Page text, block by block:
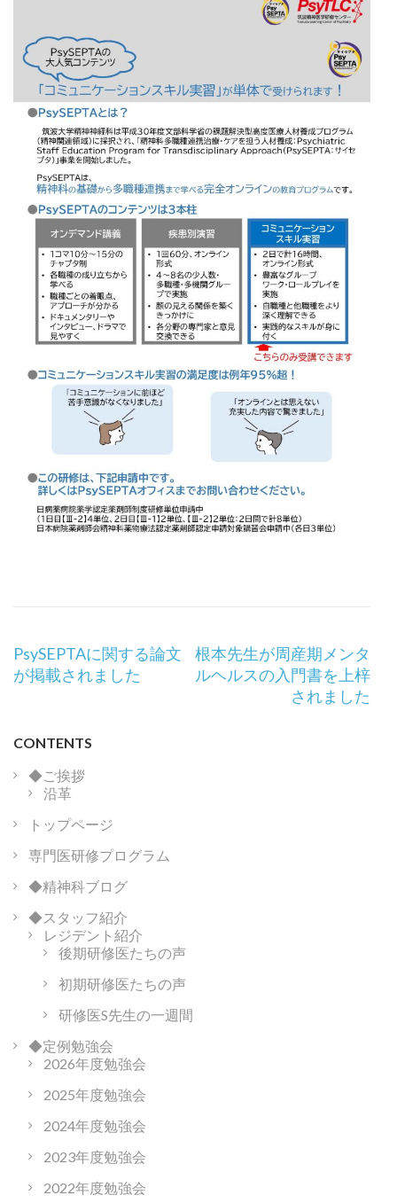
投
稿
ゲ
ー
シ
ョ
ン
PsySEPTAに関する論文
が掲載されました
根本先生が周産期メンタ
ルヘルスの入門書を上梓
されました
CONTENTS
◆ご挨拶
沿革
トップページ
専門医研修プログラム
◆精神科ブログ
◆スタッフ紹介
レジデント紹介
後期研修医たちの声
初期研修医たちの声
研修医S先生の一週間
◆定例勉強会
2026年度勉強会
2025年度勉強会
2024年度勉強会
2023年度勉強会
2022年度勉強会